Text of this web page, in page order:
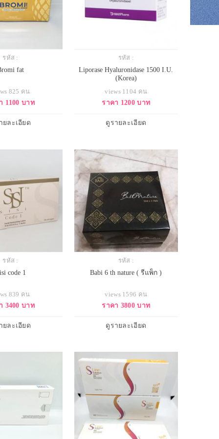
รหัส :
fat
825 คน
1100 บาท
ยละเอียด
รหัส :
Liporase Hyaluronidase 1500 I.U.
(Korea)
views 1104 คน
ราคา 1200 บาท
ดูรายละเอียด
รหัส :
code 1
839 คน
3400 บาท
ยละเอียด
รหัส :
Babi 6 th nature ( รีแพ็ก )
views 1596 คน
ราคา 3800 บาท
ดูรายละเอียด